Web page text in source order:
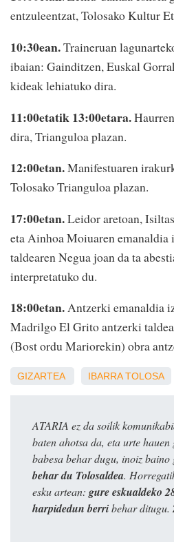
entzuleentzat, Tolosako Kultur
10:30ean.Traineruan
ibaian: Gainditzen, Euskal
kideak lehiatuko dira.
11:00etatik 13:00etara.
dira, Trianguloa plazan.
12:00etan.Manifestuaren
Tolosako Trianguloa plazan.
17:00etan.Leidor aretoan,
eta Ainhoa Moiuaren emanaldia
taldearen Negua joan da ta
interpretatuko du.
18:00etan.Antzerki emanaldia
Madrilgo El Grito antzerki
(Bost ordu Mariorekin) obra
GIZARTEA IBARRA TOLOSA
ATARIA ez da soilik
baten ahotsa da, eta urte
babesa behar dugu, inoiz baino
behar du Tolosaldea.
esku artean: gure eskualdeko
harpidedun berribehar ditugu.